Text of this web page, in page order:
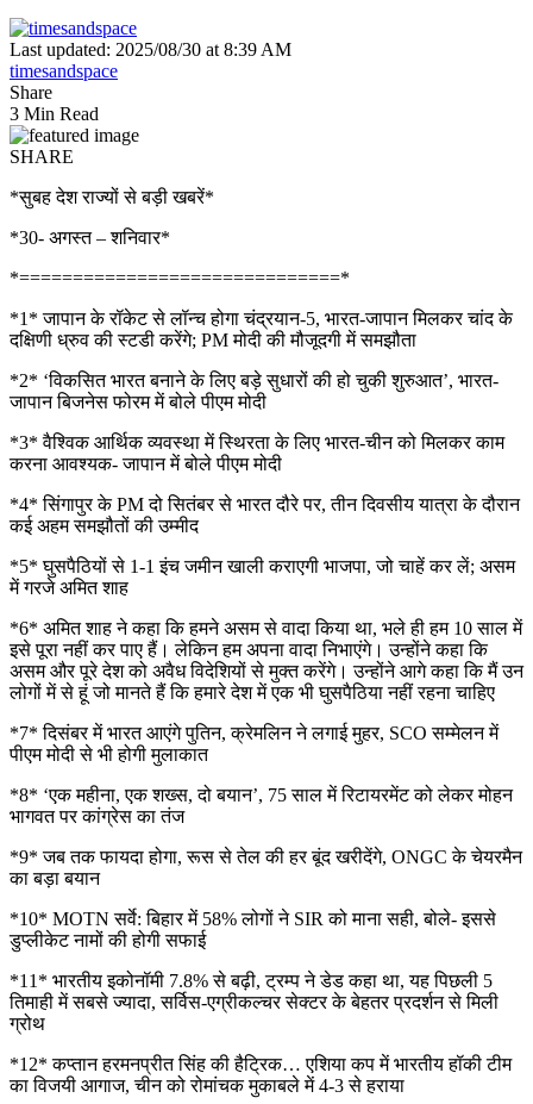
Last updated: 2025/08/30 at 8:39 AM
timesandspace
Share
3 Min Read
SHARE
*सुबह देश राज्यों से बड़ी खबरें*
*30- अगस्त – शनिवार*
*==============================*
*1* जापान के रॉकेट से लॉन्च होगा चंद्रयान-5, भारत-जापान मिलकर चांद के
दक्षिणी ध्रुव की स्टडी करेंगे; PM मोदी की मौजूदगी में समझौता
*2* ‘विकसित भारत बनाने के लिए बड़े सुधारों की हो चुकी शुरुआत’, भारत-
जापान बिजनेस फोरम में बोले पीएम मोदी
*3* वैश्विक आर्थिक व्यवस्था में स्थिरता के लिए भारत-चीन को मिलकर काम
करना आवश्यक- जापान में बोले पीएम मोदी
*4* सिंगापुर के PM दो सितंबर से भारत दौरे पर, तीन दिवसीय यात्रा के दौरान
कई अहम समझौतों की उम्मीद
*5* घुसपैठियों से 1-1 इंच जमीन खाली कराएगी भाजपा, जो चाहें कर लें; असम
में गरजे अमित शाह
*6* अमित शाह ने कहा कि हमने असम से वादा किया था, भले ही हम 10 साल में
इसे पूरा नहीं कर पाए हैं। लेकिन हम अपना वादा निभाएंगे। उन्होंने कहा कि
असम और पूरे देश को अवैध विदेशियों से मुक्त करेंगे। उन्होंने आगे कहा कि मैं उन
लोगों में से हूं जो मानते हैं कि हमारे देश में एक भी घुसपैठिया नहीं रहना चाहिए
*7* दिसंबर में भारत आएंगे पुतिन, क्रेमलिन ने लगाई मुहर, SCO सम्मेलन में
पीएम मोदी से भी होगी मुलाकात
*8* ‘एक महीना, एक शख्स, दो बयान’, 75 साल में रिटायरमेंट को लेकर मोहन
भागवत पर कांग्रेस का तंज
*9* जब तक फायदा होगा, रूस से तेल की हर बूंद खरीदेंगे, ONGC के चेयरमैन
का बड़ा बयान
*10* MOTN सर्वे: बिहार में 58% लोगों ने SIR को माना सही, बोले- इससे
डुप्लीकेट नामों की होगी सफाई
*11* ​​​​​​​भारतीय इकोनॉमी 7.8% से बढ़ी, ट्रम्प ने डेड कहा था, यह पिछली 5
तिमाही में सबसे ज्यादा, सर्विस-एग्रीकल्चर सेक्टर के बेहतर प्रदर्शन से मिली
ग्रोथ
*12* कप्तान हरमनप्रीत सिंह की हैट्रिक… एशिया कप में भारतीय हॉकी टीम
का विजयी आगाज, चीन को रोमांचक मुकाबले में 4-3 से हराया